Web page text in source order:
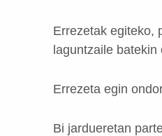
Errezetak egiteko,
laguntzaile batekin
Errezeta egin
Bi jardueretan